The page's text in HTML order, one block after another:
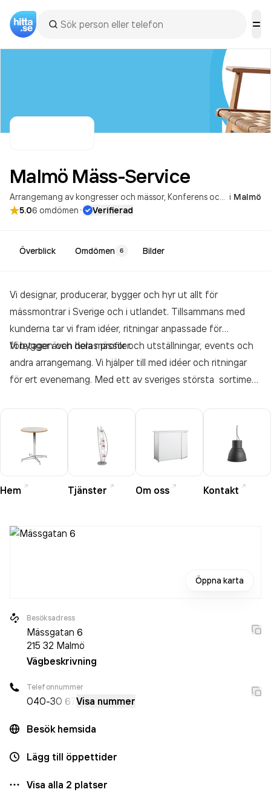
Malmö Mäss-Service
Arrangemang av kongresser och mässor Konferens och mässor i Malmö
5.06 omdömen· Verifierad
Överblick Omdömen 6 Bilder
Vi designar, producerar, bygger och hyr ut allt för
mässmontrar i Sverige och i utlandet. Tillsammans med
kunderna tar vi fram idéer, ritningar anpassade för
företagen och deras profiler.
Vi bygger även hela mässor och utställningar, events och
andra arrangemang. Vi hjälper till med idéer och ritningar
för ert evenemang. Med ett av sveriges största sortiment
tyger etc. kan vi tillgodose våra kunders behov, stor som
liten.
Hem Tjänster Om oss Kontakt
Öppna karta
Besöksadress
Mässgatan 6
215 32 Malmö
Vägbeskrivning
Telefonnummer
040-30 67 Visa nummer
Besök hemsida
Lägg till öppettider
Visa alla 2 platser